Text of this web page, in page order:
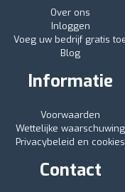
Over ons
Inloggen
Voeg uw bedrijf gratis
Blog
Informatie
Voorwaarden
Wettelijke waarschuwing
Privacybeleid en cookies
Contact